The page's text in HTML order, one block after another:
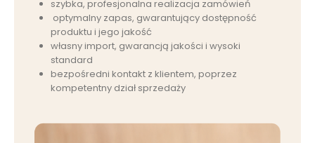
szybka, profesjonalna realizacja zamówień
optymalny zapas, gwarantujący dostępność
produktu i jego jakość
własny import, gwarancją jakości i wysoki
standard
bezpośredni kontakt z klientem, poprzez
kompetentny dział sprzedaży